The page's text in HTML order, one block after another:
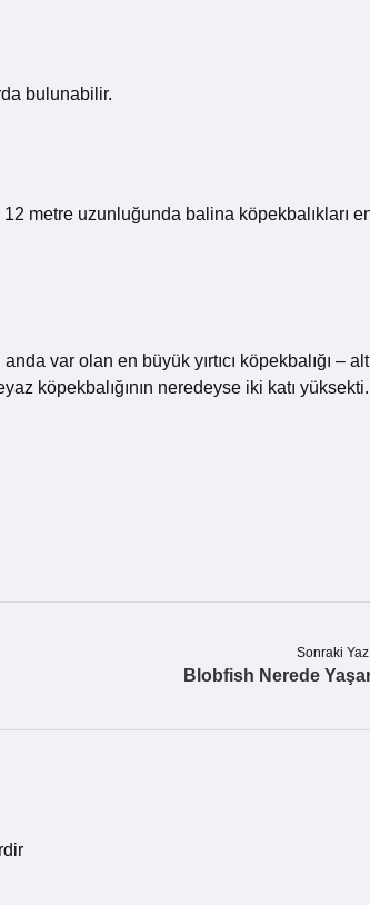
bulunabilir.
metre uzunluğunda balina köpekbalıkları
var olan en büyük yırtıcı köpekbalığı –
köpekbalığının neredeyse iki katı yüksekti.
Sonraki
Blobfish Nerede